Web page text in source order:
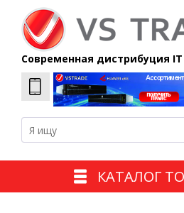
Современная дистрибуция
КАТАЛОГ